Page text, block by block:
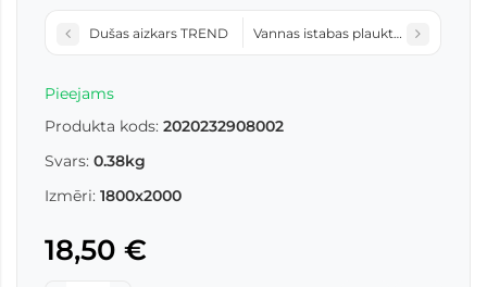
Dušas aizkars TREND Vannas istabas plaukts MODERN
Pieejams
Produkta kods: 2020232908002
Svars: 0.38kg
Izmēri: 1800x2000
18,50 €